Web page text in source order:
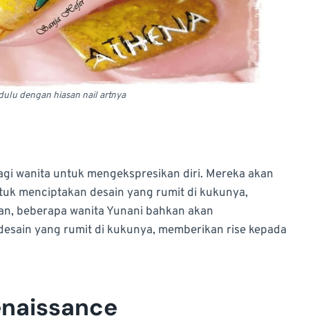
dengan hiasan nail artnya
wanita untuk mengekspresikan diri. Mereka akan
menciptakan desain yang rumit di kukunya,
beberapa wanita Yunani bahkan akan
yang rumit di kukunya, memberikan rise kepada